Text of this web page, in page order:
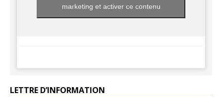
marketing et activer ce contenu
LETTRE D’INFORMATION